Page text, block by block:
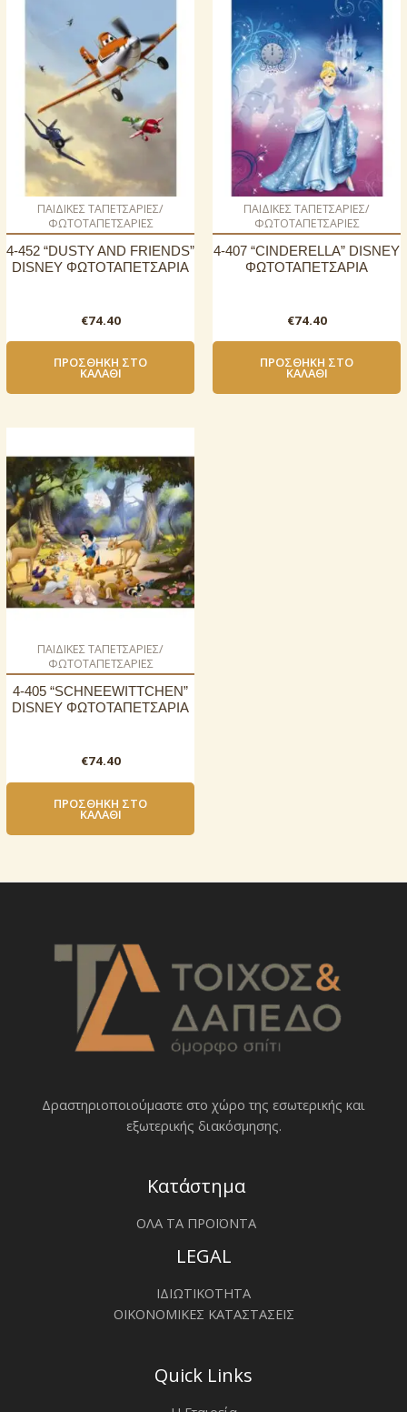
ΠΑΙΔΙΚΕΣ ΤΑΠΕΤΣΑΡΙΕΣ/
ΦΩΤΟΤΑΠΕΤΣΑΡΙΕΣ
4-452 “DUSTY AND FRIENDS”
DISNEY ΦΩΤΟΤΑΠΕΤΣΑΡΙΑ
€74.40
ΠΡΟΣΘΉΚΗ ΣΤΟ
ΚΑΛΆΘΙ
ΠΑΙΔΙΚΕΣ ΤΑΠΕΤΣΑΡΙΕΣ/
ΦΩΤΟΤΑΠΕΤΣΑΡΙΕΣ
4-407 “CINDERELLA” DISNEY
ΦΩΤΟΤΑΠΕΤΣΑΡΙΑ
€74.40
ΠΡΟΣΘΉΚΗ ΣΤΟ
ΚΑΛΆΘΙ
ΠΑΙΔΙΚΕΣ ΤΑΠΕΤΣΑΡΙΕΣ/
ΦΩΤΟΤΑΠΕΤΣΑΡΙΕΣ
4-405 “SCHNEEWITTCHEN”
DISNEY ΦΩΤΟΤΑΠΕΤΣΑΡΙΑ
€74.40
ΠΡΟΣΘΉΚΗ ΣΤΟ
ΚΑΛΆΘΙ
Δραστηριοποιoύμαστε στο χώρο της εσωτερικής και
εξωτερικής διακόσμησης.
Κατάστημα
ΟΛΑ ΤΑ ΠΡΟΪΟΝΤΑ
LEGAL
ΙΔΙΩΤΙΚΟΤΗΤΑ
ΟΙΚΟΝΟΜΙΚΕΣ ΚΑΤΑΣΤΑΣΕΙΣ
Quick Links